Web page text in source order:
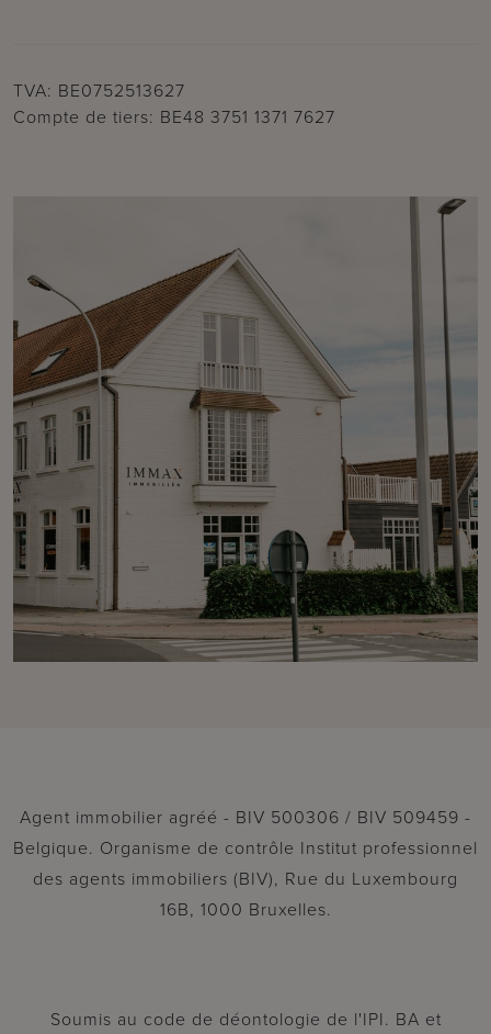
TVA: BE0752513627
Compte de tiers: BE48 3751 1371 7627
Agent immobilier agréé - BIV 500306 / BIV 509459 -
Belgique. Organisme de contrôle Institut professionnel
des agents immobiliers (BIV), Rue du Luxembourg
16B, 1000 Bruxelles.
Soumis au code de déontologie de l'IPI. BA et